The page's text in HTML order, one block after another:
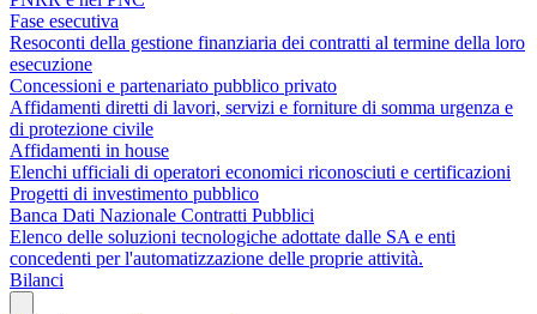
Fase esecutiva
Resoconti della gestione finanziaria dei contratti al termine della loro
esecuzione
Concessioni e partenariato pubblico privato
Affidamenti diretti di lavori, servizi e forniture di somma urgenza e
di protezione civile
Affidamenti in house
Elenchi ufficiali di operatori economici riconosciuti e certificazioni
Progetti di investimento pubblico
Banca Dati Nazionale Contratti Pubblici
Elenco delle soluzioni tecnologiche adottate dalle SA e enti
concedenti per l'automatizzazione delle proprie attività.
Bilanci